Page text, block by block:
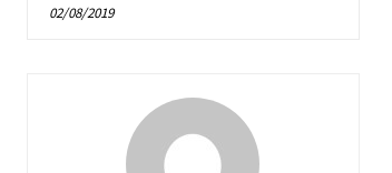
02/08/2019